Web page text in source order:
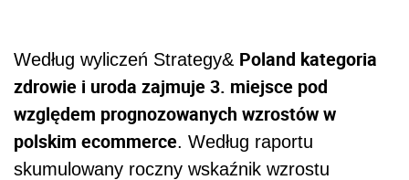
Według wyliczeń Strategy& Poland kategoria
zdrowie i uroda zajmuje 3. miejsce pod
względem prognozowanych wzrostów w
polskim ecommerce. Według raportu
skumulowany roczny wskaźnik wzrostu